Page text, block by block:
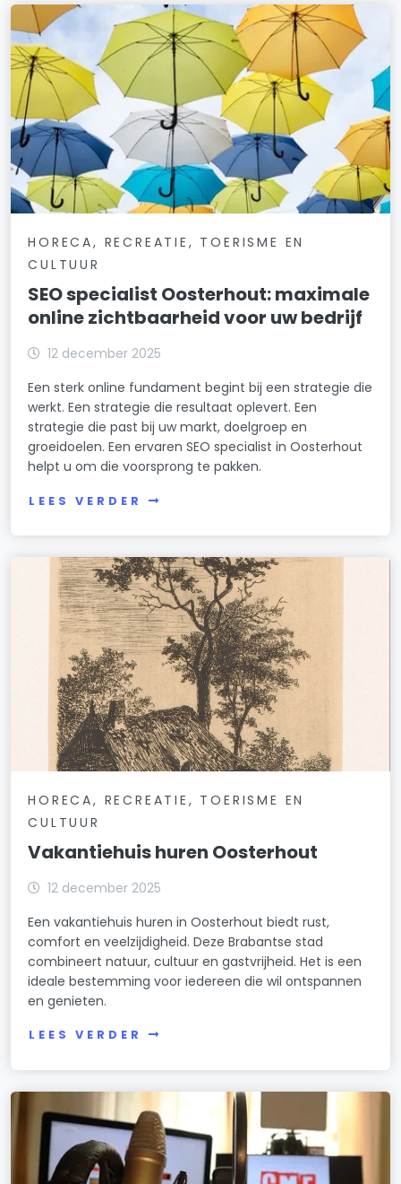
HORECA, RECREATIE, TOERISME EN
CULTUUR
SEO specialist Oosterhout: maximale
online zichtbaarheid voor uw bedrijf
12 december 2025
Een sterk online fundament begint bij een strategie die
werkt. Een strategie die resultaat oplevert. Een
strategie die past bij uw markt, doelgroep en
groeidoelen. Een ervaren SEO specialist in Oosterhout
helpt u om die voorsprong te pakken.
LEES VERDER
HORECA, RECREATIE, TOERISME EN
CULTUUR
Vakantiehuis huren Oosterhout
12 december 2025
Een vakantiehuis huren in Oosterhout biedt rust,
comfort en veelzijdigheid. Deze Brabantse stad
combineert natuur, cultuur en gastvrijheid. Het is een
ideale bestemming voor iedereen die wil ontspannen
en genieten.
LEES VERDER